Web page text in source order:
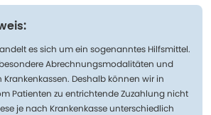
es sich um ein sogenanntes Hilfsmittel.
Abrechnungsmodalitäten und
Krankenkassen. Deshalb können wir in
Patienten zu entrichtende Zuzahlung nicht
je nach Krankenkasse unterschiedlich